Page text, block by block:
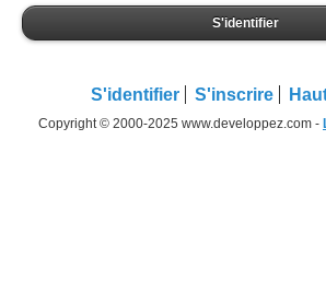
S'identifier
S'identifier S'inscrire
Copyright © 2000-2025 www.developpez.com -